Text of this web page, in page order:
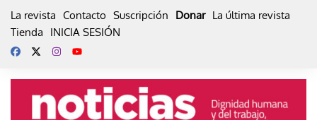
La revista Contacto Suscripción Donar La última revista
Tienda
INICIA SESIÓN